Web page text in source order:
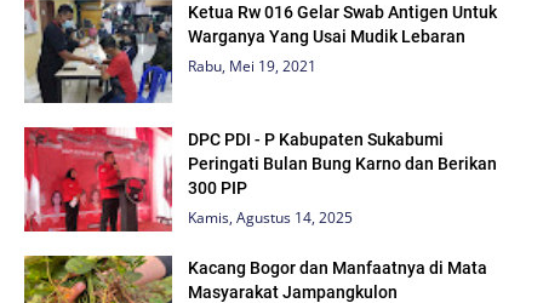
Ketua Rw 016 Gelar Swab Antigen Untuk
Warganya Yang Usai Mudik Lebaran
Rabu, Mei 19, 2021
DPC PDI - P Kabupaten Sukabumi
Peringati Bulan Bung Karno dan Berikan
300 PIP
Kamis, Agustus 14, 2025
Kacang Bogor dan Manfaatnya di Mata
Masyarakat Jampangkulon